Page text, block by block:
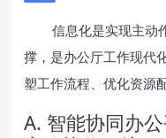
信息化是实现主动
撑，是办公厅工作现代
塑工作流程、优化资源
A. 智能协同办